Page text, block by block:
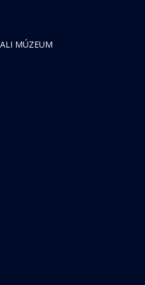
MÚZEUM